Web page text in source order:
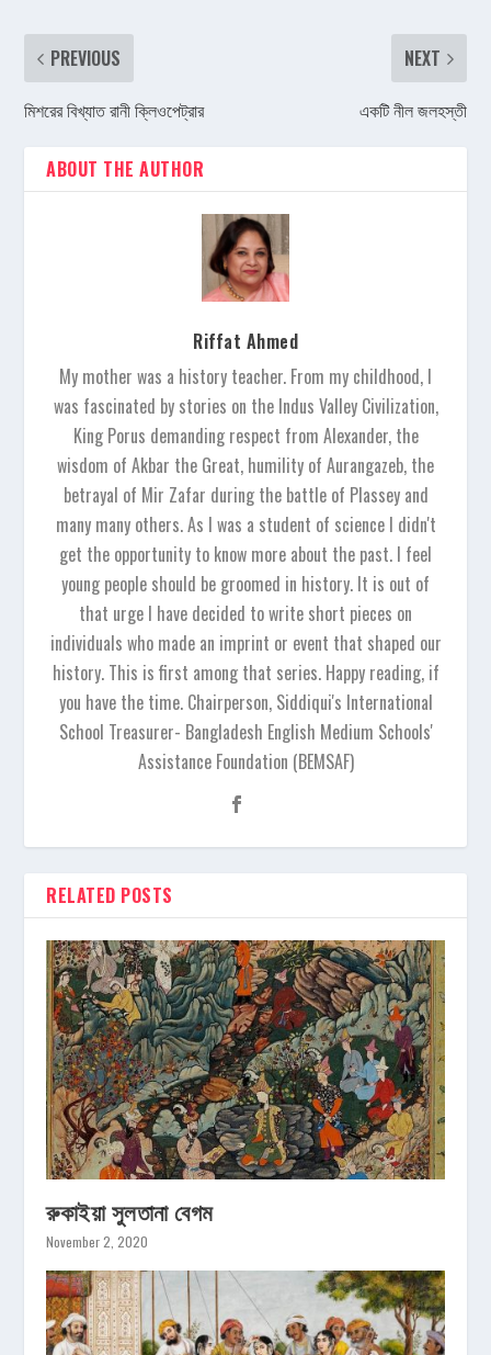
PREVIOUS
মিশরের বিখ্যাত রানী ক্লিওপেট্রার
NEXT
একটি নীল জলহস্তী
ABOUT THE AUTHOR
Riffat Ahmed
My mother was a history teacher. From my childhood, I
was fascinated by stories on the Indus Valley Civilization,
King Porus demanding respect from Alexander, the
wisdom of Akbar the Great, humility of Aurangazeb, the
betrayal of Mir Zafar during the battle of Plassey and
many many others. As I was a student of science I didn't
get the opportunity to know more about the past. I feel
young people should be groomed in history. It is out of
that urge I have decided to write short pieces on
individuals who made an imprint or event that shaped our
history. This is first among that series. Happy reading, if
you have the time. Chairperson, Siddiqui's International
School Treasurer- Bangladesh English Medium Schools'
Assistance Foundation (BEMSAF)
RELATED POSTS
রুকাইয়া সুলতানা বেগম
November 2, 2020